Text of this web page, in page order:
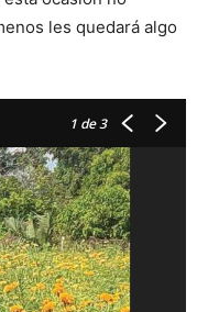
les quedará algo
1 de 3